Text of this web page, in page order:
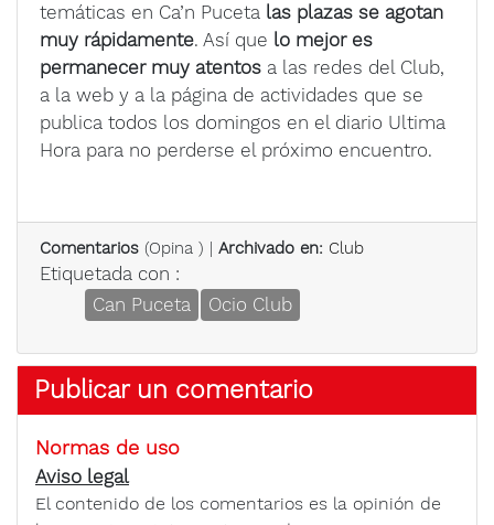
temáticas en Ca’n Puceta las plazas se agotan
muy rápidamente. Así que lo mejor es
permanecer muy atentos a las redes del Club,
a la web y a la página de actividades que se
publica todos los domingos en el diario Ultima
Hora para no perderse el próximo encuentro.
Comentarios (Opina ) | Archivado en: Club
Etiquetada con :
Can Puceta
Ocio Club
Publicar un comentario
Normas de uso
Aviso legal
El contenido de los comentarios es la opinión de